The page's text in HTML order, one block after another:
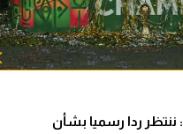
الكل
ننتظر ردا رسميا بشأن